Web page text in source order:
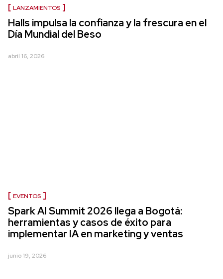
LANZAMIENTOS
Halls impulsa la confianza y la frescura en el
Día Mundial del Beso
abril 16, 2026
EVENTOS
Spark AI Summit 2026 llega a Bogotá:
herramientas y casos de éxito para
implementar IA en marketing y ventas
junio 19, 2026